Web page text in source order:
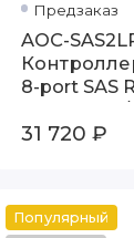
Предзаказ
AOC-
8-port SAS
31 720 ₽
Популярный